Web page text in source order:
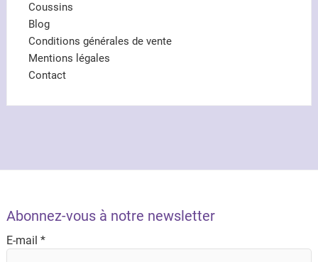
Coussins
Blog
Conditions générales de vente
Mentions légales
Contact
Abonnez-vous à notre newsletter
E-mail *